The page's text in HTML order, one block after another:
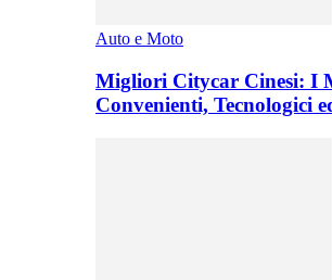
Auto e Moto
Migliori Citycar Cinesi: I
Convenienti, Tecnologici